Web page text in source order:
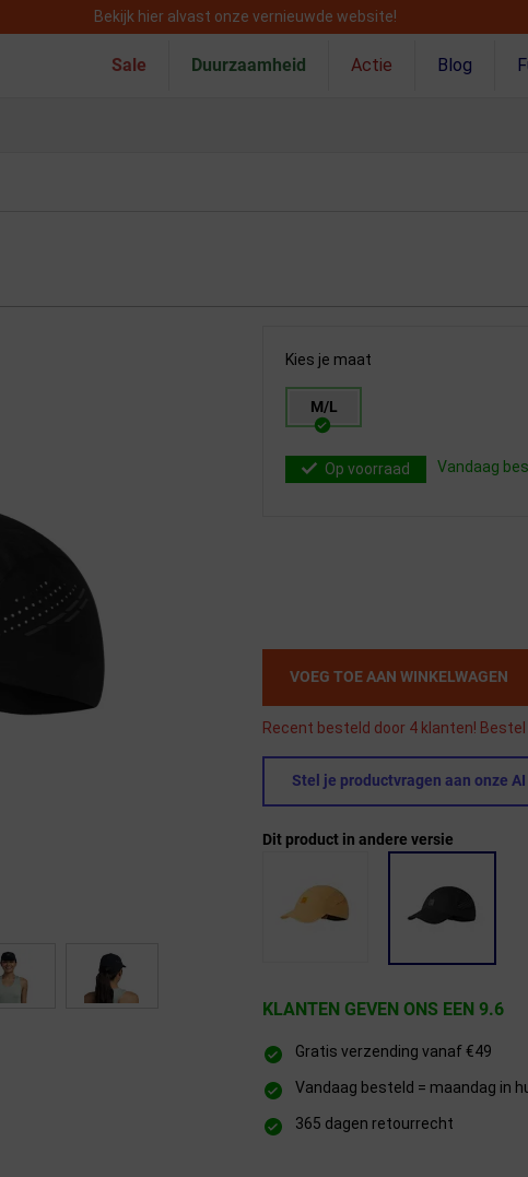
Bekijk hier alvast onze vernieuwde website!
Sale Duurzaamheid Actie Blog
Kies je maat
M/L
Op voorraad Vandaag
VOEG TOE AAN WINKELWAGEN
Recent besteld door 4 klanten! Bestel
Stel je productvragen aan onze
Dit product in andere versie
KLANTEN GEVEN ONS EEN 9.6
Gratis verzending vanaf €49
Vandaag besteld = maandag in
365 dagen retourrecht